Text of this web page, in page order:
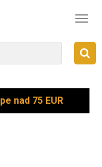
nad 75 EUR